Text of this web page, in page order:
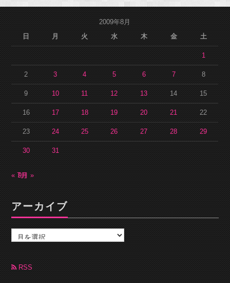
2009年8月
日
月 火 水 木 金 土
1
2 3 4 5 6 7 8
9 10 11 12 13 14 15
16 17 18 19 20 21 22
23 24 25 26 27 28 29
30 31
« 7月9月 »
アーカイブ
カ
ブ RSS